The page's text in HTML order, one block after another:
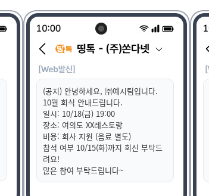
(공지) 안녕하세요, ㈜예시팀입니다.
10월 회식 안내드립니다.
일시: 10/18(금) 19:00
장소: 여의도 XX레스토랑
비용: 회사 지원 (음료 별도)
참석 여부 10/15(화)까지 회신 부탁드
려요!
많은 참여 부탁드립니다~